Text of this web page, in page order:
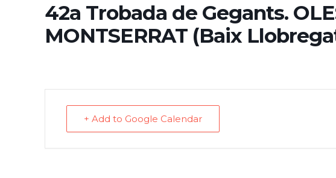
42a Trobada de Gegants.
MONTSERRAT (Baix
+ Add to Google Calendar